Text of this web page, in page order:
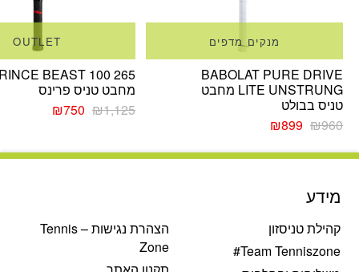
מנקים מדפים
BABOLAT PURE DRIVE
LITE UNSTRUNG מחבט
טניס בבולט
₪960
המחיר
היה:
₪899 המחיר
הוא:
OUTLET
BEAST 100 265
מחבט טניס פרינס
₪1,125
המחיר
₪1,125.
₪750 המחיר
₪750.
מידע
קהילת טניסזון
Team Tenniszone#
הצהרת נגישות – Tennis
Zone